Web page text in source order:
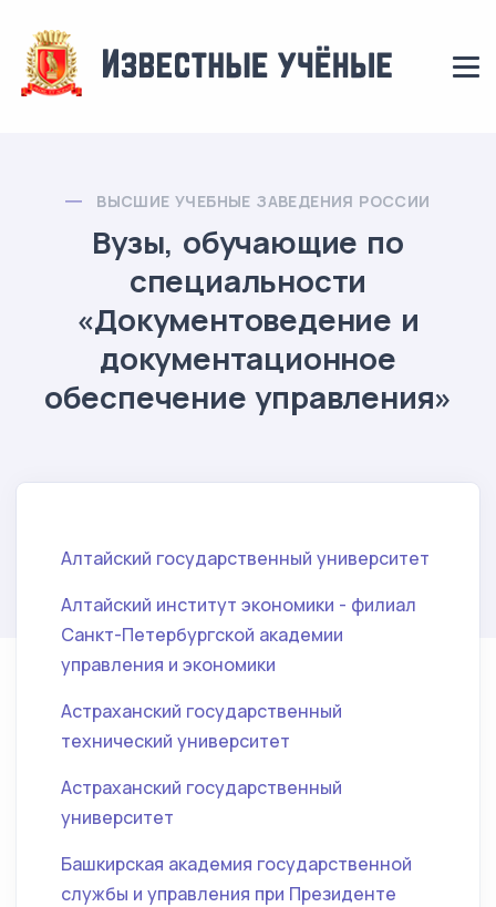
ВЫСШИЕ УЧЕБНЫЕ ЗАВЕДЕНИЯ РОССИИ
Вузы, обучающие по
специальности
«Документоведение и
документационное
обеспечение управления»
Алтайский государственный университет
Алтайский институт экономики - филиал
Санкт-Петербургской академии
управления и экономики
Астраханский государственный
технический университет
Астраханский государственный
университет
Башкирская академия государственной
службы и управления при Президенте